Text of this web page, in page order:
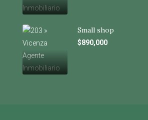
Small shop
$890,000